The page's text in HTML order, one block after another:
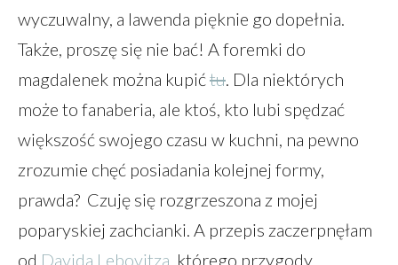
wyczuwalny, a lawenda pięknie go dopełnia.
Także, proszę się nie bać! A foremki do
magdalenek można kupićtu. Dla niektórych
może to fanaberia, ale ktoś, kto lubi spędzać
większość swojego czasu w kuchni, na pewno
zrozumie chęć posiadania kolejnej formy,
prawda? Czuję się rozgrzeszona z mojej
poparyskiej zachcianki. A przepis zaczerpnęłam
od Davida Lebovitza , którego przygody